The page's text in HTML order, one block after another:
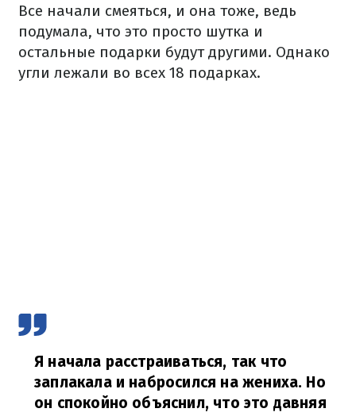
Все начали смеяться, и она тоже, ведь
подумала, что это просто шутка и
остальные подарки будут другими. Однако
угли лежали во всех 18 подарках.
Я начала расстраиваться, так что
заплакала и набросился на жениха. Но
он спокойно объяснил, что это давняя